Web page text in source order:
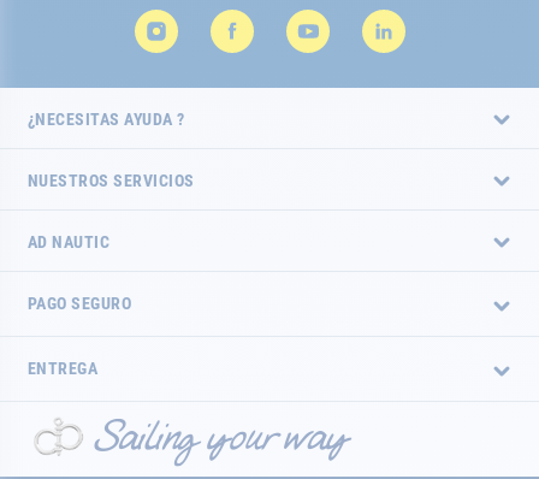
¿NECESITAS AYUDA ?
NUESTROS SERVICIOS
AD NAUTIC
PAGO SEGURO
ENTREGA